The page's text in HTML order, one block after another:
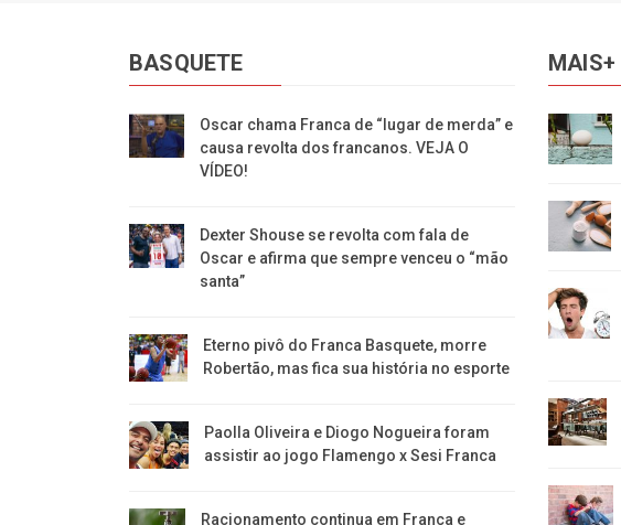
BASQUETE
Oscar chama Franca de “lugar de merda” e
causa revolta dos francanos. VEJA O
VÍDEO!
Dexter Shouse se revolta com fala de
Oscar e afirma que sempre venceu o “mão
santa”
Eterno pivô do Franca Basquete, morre
Robertão, mas fica sua história no esporte
Paolla Oliveira e Diogo Nogueira foram
assistir ao jogo Flamengo x Sesi Franca
Racionamento continua em Franca e
MAIS+